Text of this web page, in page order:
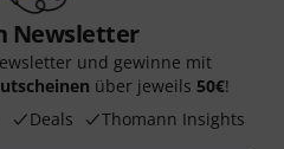
Newsletter
und gewinne mit
über jeweils 50€!
Deals Thomann Insights